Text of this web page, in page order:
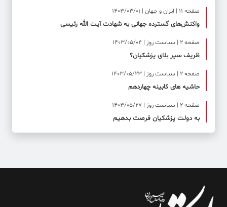
صفحه ۱۱ | ایران و جهان | 1403/03/01
واکنش‌های گسترده جهانی به شهادت آیت الله رئیسی
صفحه ۲ | سیاست روز | 1403/05/04
ظریف سپر بلای پزشکیان؟
صفحه ۲ | سیاست روز | 1403/05/23
حاشیه های کابینه چهاردهم
صفحه ۲ | سیاست روز | 1403/05/27
به دولت پزشکیان فرصت بدهیم